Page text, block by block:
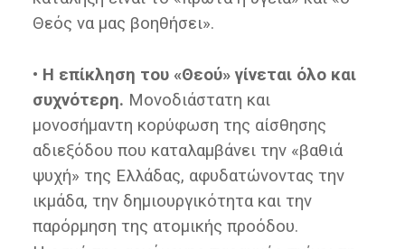
Θεός να μας βοηθήσει».
• Η επίκληση του «Θεού» γίνεται όλο και
συχνότερη. Μονοδιάστατη και
μονοσήμαντη κορύφωση της αίσθησης
αδιεξόδου που καταλαμβάνει την «βαθιά
ψυχή» της Ελλάδας, αφυδατώνοντας την
ικμάδα, την δημιουργικότητα και την
παρόρμηση της ατομικής προόδου.